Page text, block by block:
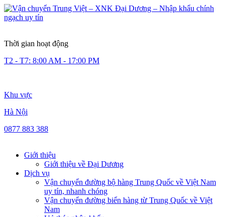
Thời gian hoạt động
T2 - T7: 8:00 AM - 17:00 PM
Khu vực
Hà Nội
0877 883 388
Giới thiệu
Giới thiệu về Đại Dương
Dịch vụ
Vận chuyển đường bộ hàng Trung Quốc về Việt Nam
uy tín, nhanh chóng
Vận chuyển đường biển hàng từ Trung Quốc về Việt
Nam